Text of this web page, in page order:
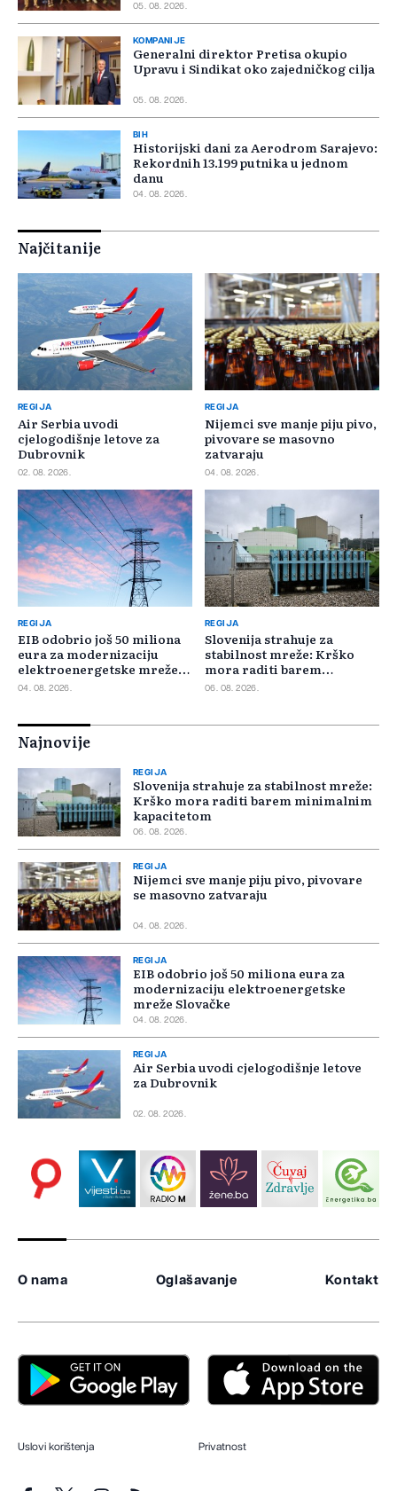
05. 08. 2026.
KOMPANIJE
Generalni direktor Pretisa okupio
Upravu i Sindikat oko zajedničkog cilja
05. 08. 2026.
BIH
Historijski dani za Aerodrom Sarajevo:
Rekordnih 13.199 putnika u jednom
danu
04. 08. 2026.
Najčitanije
REGIJA
Air Serbia uvodi
cjelogodišnje letove za
Dubrovnik
02. 08. 2026.
REGIJA
Nijemci sve manje piju pivo,
pivovare se masovno
zatvaraju
04. 08. 2026.
REGIJA
EIB odobrio još 50 miliona
eura za modernizaciju
elektroenergetske mreže
Slovačke
04. 08. 2026.
REGIJA
Slovenija strahuje za
stabilnost mreže: Krško
mora raditi barem
minimalnim kapacitetom
06. 08. 2026.
Najnovije
REGIJA
Slovenija strahuje za stabilnost mreže:
Krško mora raditi barem minimalnim
kapacitetom
06. 08. 2026.
REGIJA
Nijemci sve manje piju pivo, pivovare
se masovno zatvaraju
04. 08. 2026.
REGIJA
EIB odobrio još 50 miliona eura za
modernizaciju elektroenergetske
mreže Slovačke
04. 08. 2026.
REGIJA
Air Serbia uvodi cjelogodišnje letove
za Dubrovnik
02. 08. 2026.
O nama Oglašavanje Kontakt
Uslovi korištenja Privatnost